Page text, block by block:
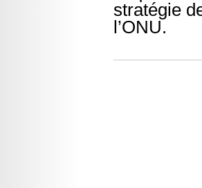
stratégie
l’ONU.